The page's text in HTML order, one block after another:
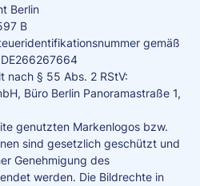
Berlin
B
gemäß
nach § 55 Abs. 2 RStV:
Büro Berlin Panoramastraße 1,
genutzten Markenlogos bzw.
sind gesetzlich geschützt und
Genehmigung des
werden. Die Bildrechte in